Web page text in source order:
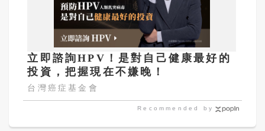
立即諮詢HPV！是對自己健康最好的
投資，把握現在不嫌晚！
台灣癌症基金會
Recommended by